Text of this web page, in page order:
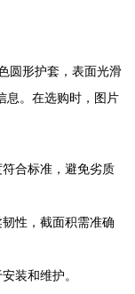
圆形护套，表面光滑
息。在选购时，图片
符合标准，避免劣质
性，截面积需准确
装和维护。